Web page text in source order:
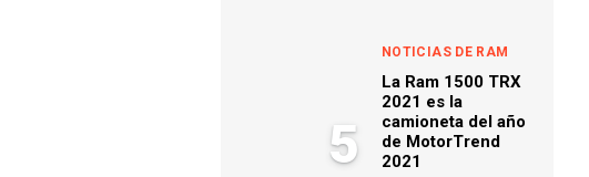
5
NOTICIAS DE RAM
La Ram 1500 TRX
2021 es la
camioneta del año
de MotorTrend
2021